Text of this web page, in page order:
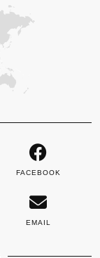
FACEBOOK
EMAIL